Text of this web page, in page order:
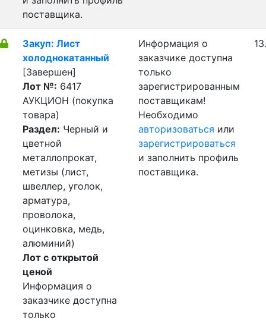
поставщика.
Закуп: Лист
холоднокатанный
[Завершен]
Лот №: 6417
АУКЦИОН (покупка
товара)
Раздел: Черный и
цветной
металлопрокат,
метизы (лист,
швеллер, уголок,
арматура,
проволока,
оцинковка, медь,
алюминий)
Лот с открытой
ценой
Информация о
заказчике доступна
только
Информация о
заказчике доступна
только
зарегистрированным
поставщикам!
Необходимо
авторизоваться или
зарегистрироваться
и заполнить профиль
поставщика.